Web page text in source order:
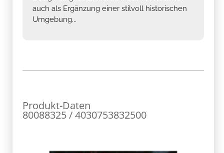
auch als Ergänzung einer stilvoll historischen
Umgebung...
Produkt-Daten
80088325 / 4030753832500